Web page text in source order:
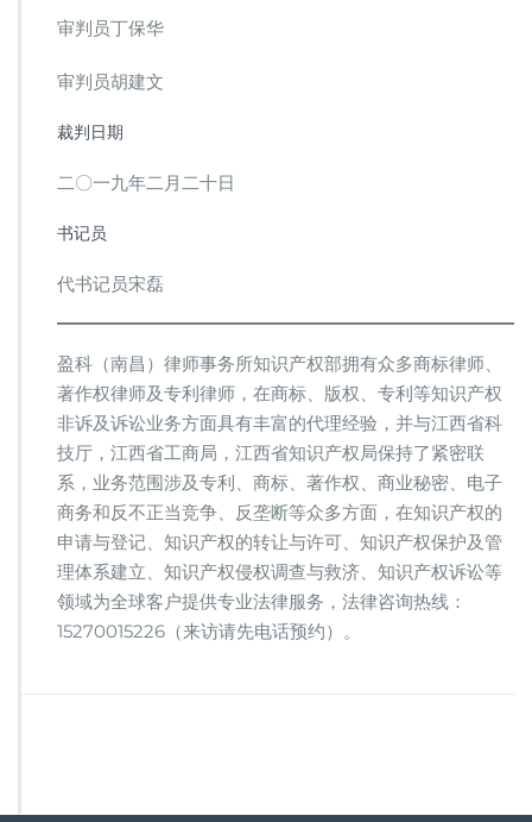
审判员丁保华
审判员胡建文
裁判日期
二〇一九年二月二十日
书记员
代书记员宋磊
盈科（南昌）律师事务所知识产权部拥有众多商标律师、
著作权律师及专利律师，在商标、版权、专利等知识产权
非诉及诉讼业务方面具有丰富的代理经验，并与江西省科
技厅，江西省工商局，江西省知识产权局保持了紧密联
系，业务范围涉及专利、商标、著作权、商业秘密、电子
商务和反不正当竞争、反垄断等众多方面，在知识产权的
申请与登记、知识产权的转让与许可、知识产权保护及管
理体系建立、知识产权侵权调查与救济、知识产权诉讼等
领域为全球客户提供专业法律服务，法律咨询热线：
15270015226（来访请先电话预约）。